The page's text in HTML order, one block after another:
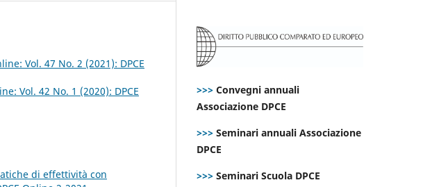
Vol. 47 No. 2 (2021): DPCE
Vol. 42 No. 1 (2020): DPCE
di effettività con
>>> Convegni annuali
Associazione DPCE
>>> Seminari annuali Associazione
DPCE
>>> Seminari Scuola DPCE